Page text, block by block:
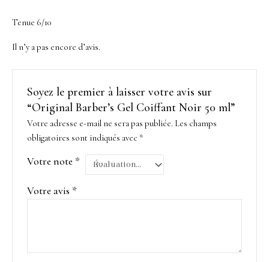
Tenue 6/10
Il n’y a pas encore d’avis.
Soyez le premier à laisser votre avis sur
“Original Barber’s Gel Coiffant Noir 50 ml”
Votre adresse e-mail ne sera pas publiée. Les champs
obligatoires sont indiqués avec *
Votre note *
Votre avis *